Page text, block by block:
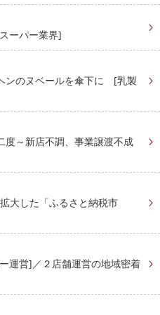
ーパー業界]
ンのヌベールを傘下に [乳製
～新店不調、事業譲渡不成
大した「ふるさと納税市
運営]／２店舗運営の地域密着